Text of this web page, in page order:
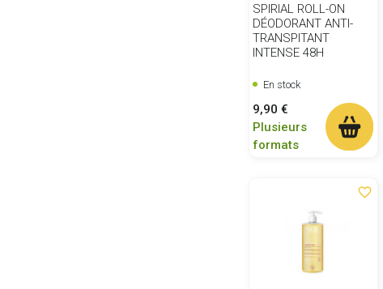
SPIRIAL ROLL-ON
DÉODORANT ANTI-
TRANSPITANT
INTENSE 48H
En stock
Prix
9,90 €
Plusieurs
formats
favorite_border